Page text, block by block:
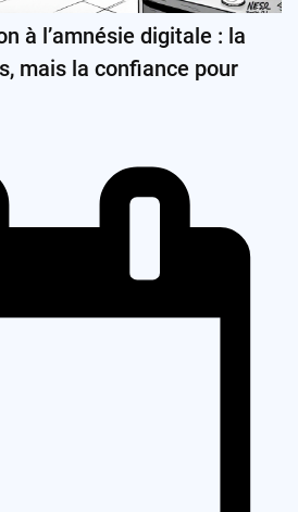
à l’amnésie digitale : la
mais la confiance pour